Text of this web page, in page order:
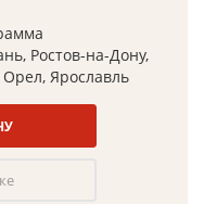
Ростов-на-Дону,
Ярославль